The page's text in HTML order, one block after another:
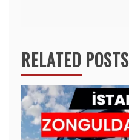
RELATED POSTS